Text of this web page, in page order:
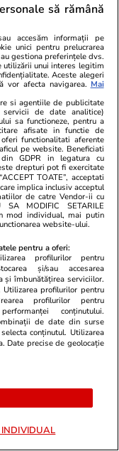
03 aug.
05 aug.
05 aug.
să rămână
accesăm informații pe
unici pentru prelucrarea
gestiona preferințele dvs.
utilizării unui interes legitim
Aceste alegeri
vor afecta navigarea. Mai
si agentiile de publicitate
de date analitice)
sa functioneze, pentru a
afisate in functie de
functionalitati aferente
pe website. Beneficiati
GDPR in legatura cu
drepturi pot fi exercitate
TOATE”, acceptati
implica inclusiv acceptul
de catre Vendor-ii cu
MODIFIC SETARILE
mod individual, mai putin
website-ului.
pentru a oferi:
profilurilor pentru
și/sau accesarea
și îmbunătățirea serviciilor.
Utilizarea profilurilor pentru
profilurilor pentru
conținutului.
de date din surse
conținutul. Utilizarea
Date precise de geolocație
INDIVIDUAL